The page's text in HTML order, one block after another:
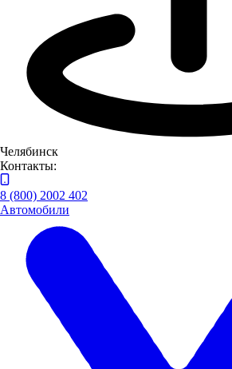
Челябинск
Контакты:
8 (800) 2002 402
Автомобили
"ЛУИДОР" НА ВЫСТАВКЕ
РАЗВИТИЕ. ИННОВАЦИИ"
18 и 19 апреля состоялся
сезон: Опыт. Развитие. Инновации».
приняли крупнейшие предприятия не
других городов России.